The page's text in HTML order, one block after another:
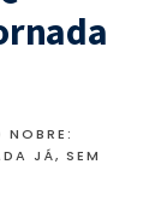
NOBRE:
JÁ, SEM